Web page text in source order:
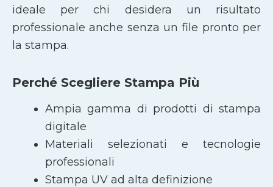
ideale per chi desidera un risultato
professionale anche senza un file pronto per
la stampa.
Perché Scegliere Stampa Più
Ampia gamma di prodotti di stampa
digitale
Materiali selezionati e tecnologie
professionali
Stampa UV ad alta definizione